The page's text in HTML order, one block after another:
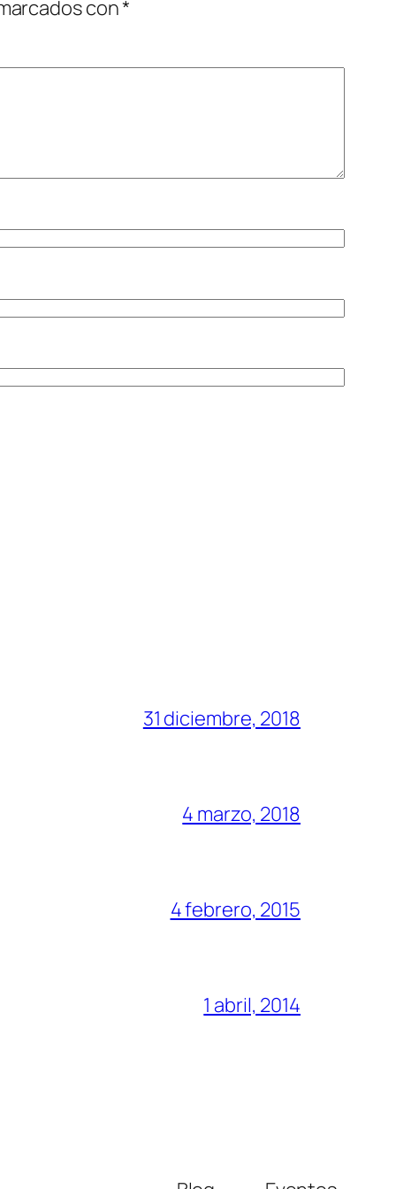
con*
31 diciembre, 2018
4 marzo, 2018
4 febrero, 2015
1 abril, 2014